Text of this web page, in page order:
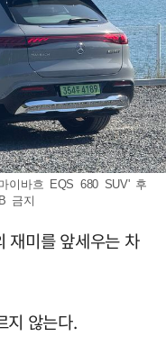
이바흐 EQS 680 SUV' 후
금지
재미를 앞세우는 차
지 않는다.